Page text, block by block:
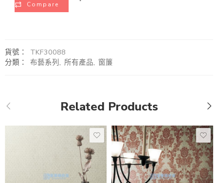
Compare
貨號：
TKF30088
分類：
布藝系列 , 所有產品, 窗簾
Related Products